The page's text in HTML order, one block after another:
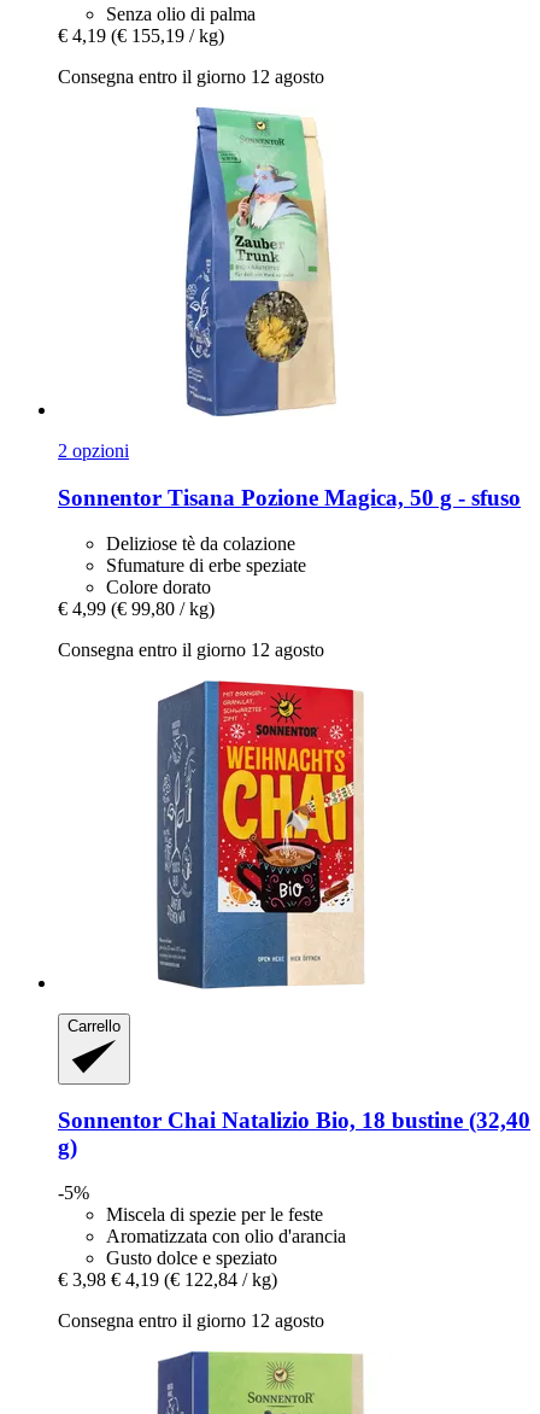
Senza olio di palma
€ 4,19 (€ 155,19 / kg)
Consegna entro il giorno 12 agosto
2 opzioni
Sonnentor Tisana Pozione Magica, 50 g -​ sfuso
Deliziose tè da colazione
Sfumature di erbe speziate
Colore dorato
€ 4,99 (€ 99,80 / kg)
Consegna entro il giorno 12 agosto
Carrello
Sonnentor Chai Natalizio Bio, 18 bustine (32,40
g)
-5%
Miscela di spezie per le feste
Aromatizzata con olio d'arancia
Gusto dolce e speziato
€ 3,98 € 4,19 (€ 122,84 / kg)
Consegna entro il giorno 12 agosto